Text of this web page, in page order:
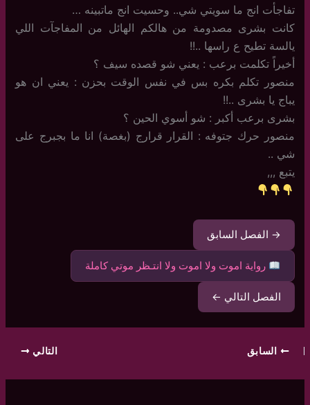
تفاجأت انج ما سويتي شي.. وحسيت انج ماتبينه …
كانت بشرى مصدومة من هالكم الهائل من المفاجآت اللي
يالسة تطيح ع راسها ..!!
أخيراً تكلمت برعب : يعني شو قصده سيف ؟
منصور تكلم بكره بس في نفس الوقت بحزن : يعني ان هو
يباج يا بشرى ..!!
بشرى برعب أكبر : شو أسوي الحين ؟
منصور حرك جتوفه : القرار قرارج (بغصة) انا ما بجبرج على
شي ..
يتبع ,,,
→ الفصل السابق
رواية اموت ولا اموت ولا انتـظر موتي كاملة
الفصل التالي ←
السابق التالي